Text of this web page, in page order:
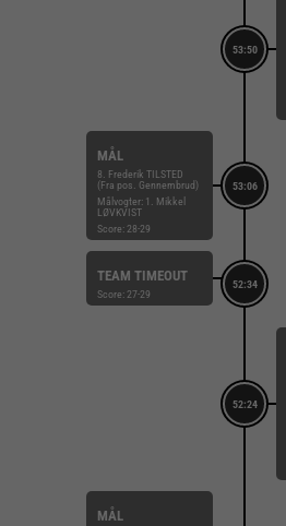
53:50
53:06
MÅL
8. Frederik TILSTED
(Fra pos. Gennembrud)
Målvogter: 1. Mikkel
LØVKVIST
Score: 28-29
52:34
TEAM TIMEOUT
Score: 27-29
52:24
MÅL